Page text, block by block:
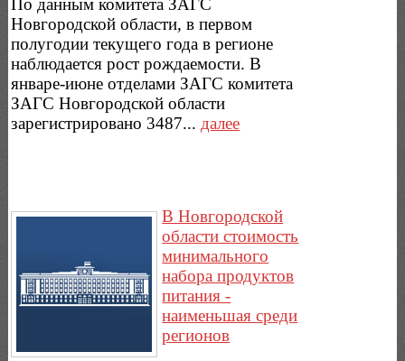
По данным комитета ЗАГС
Новгородской области, в первом
полугодии текущего года в регионе
наблюдается рост рождаемости. В
январе-июне отделами ЗАГС комитета
ЗАГС Новгородской области
зарегистрировано 3487... далее
В Новгородской
области стоимость
минимального
набора продуктов
питания -
наименьшая среди
регионов